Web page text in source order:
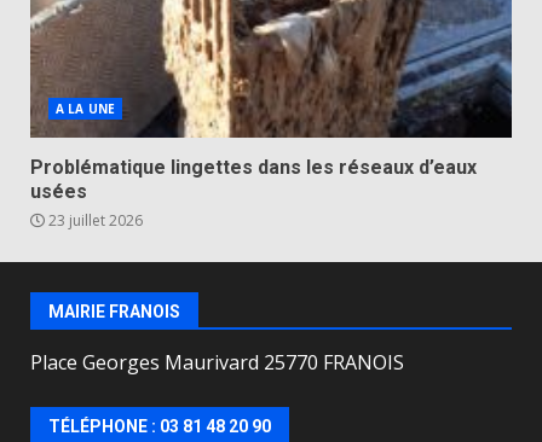
A LA UNE
Problématique lingettes dans les réseaux d’eaux
usées
23 juillet 2026
MAIRIE FRANOIS
Place Georges Maurivard 25770 FRANOIS
TÉLÉPHONE : 03 81 48 20 90